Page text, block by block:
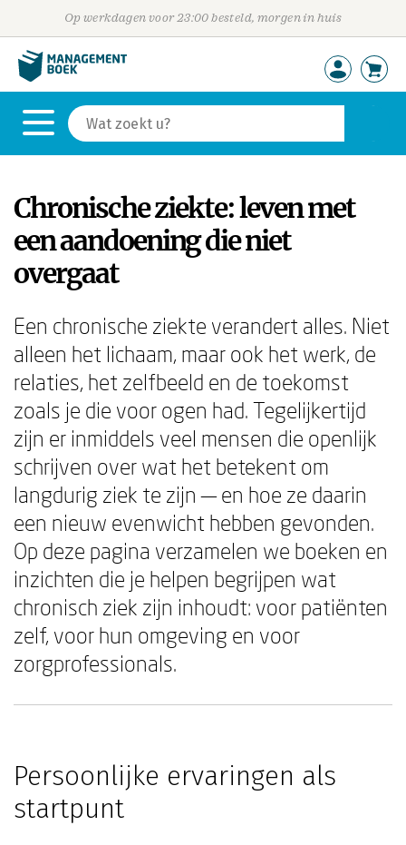
Op werkdagen voor 23:00 besteld, morgen in huis
Chronische ziekte: leven met
een aandoening die niet
overgaat
Een chronische ziekte verandert alles. Niet
alleen het lichaam, maar ook het werk, de
relaties, het zelfbeeld en de toekomst
zoals je die voor ogen had. Tegelijkertijd
zijn er inmiddels veel mensen die openlijk
schrijven over wat het betekent om
langdurig ziek te zijn — en hoe ze daarin
een nieuw evenwicht hebben gevonden.
Op deze pagina verzamelen we boeken en
inzichten die je helpen begrijpen wat
chronisch ziek zijn inhoudt: voor patiënten
zelf, voor hun omgeving en voor
zorgprofessionals.
Persoonlijke ervaringen als
startpunt